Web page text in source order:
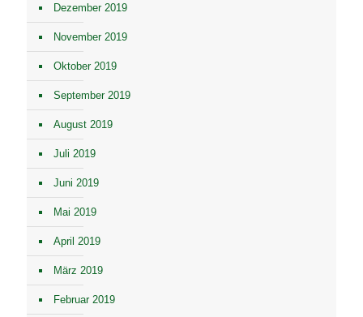
Dezember 2019
November 2019
Oktober 2019
September 2019
August 2019
Juli 2019
Juni 2019
Mai 2019
April 2019
März 2019
Februar 2019